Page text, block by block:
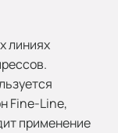
линиях
Fine-Line,
применение